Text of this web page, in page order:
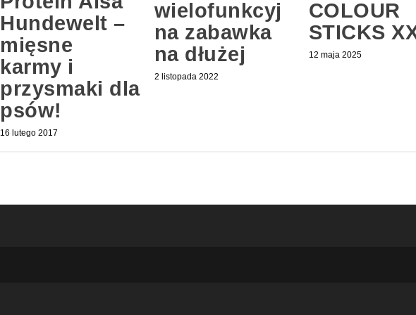
Hundewelt –
mięsne
karmy i
przysmaki dla
psów!
16 lutego 2017
wielofunkcyj
na zabawka
na dłużej
2 listopada 2022
COLOUR
STICKS
12 maja 2025